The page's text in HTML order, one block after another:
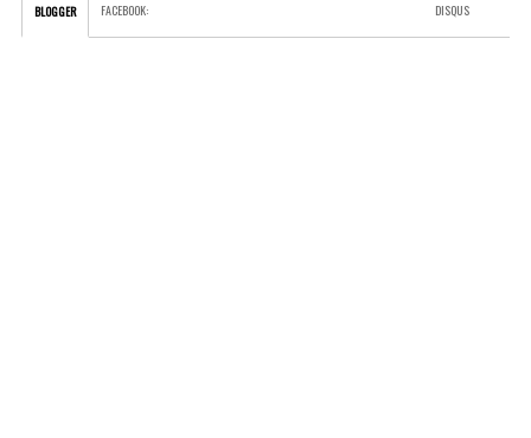
BLOGGER FACEBOOK: DISQUS